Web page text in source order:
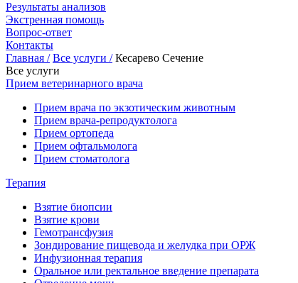
Результаты анализов
Экстренная помощь
Вопрос-ответ
Контакты
Главная / Все услуги / Кесарево Сечение
Все услуги
Прием ветеринарного врача
Прием врача по экзотическим животным
Прием врача-репродуктолога
Прием ортопеда
Прием офтальмолога
Прием стоматолога
Терапия
Взятие биопсии
Взятие крови
Гемотрансфузия
Зондирование пищевода и желудка при ОРЖ
Инфузионная терапия
Оральное или ректальное введение препарата